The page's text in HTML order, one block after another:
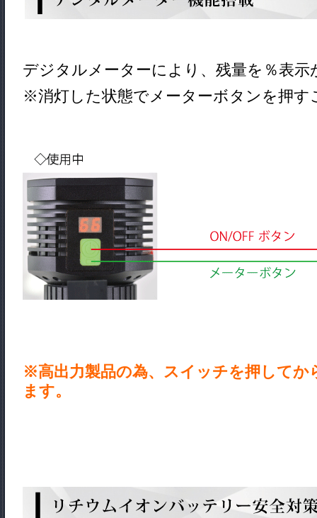
デジタルメーターにより、残量を％表示
※消灯した状態でメーターボタンを押す
※高出力製品の為、スイッチを押してか
ます。